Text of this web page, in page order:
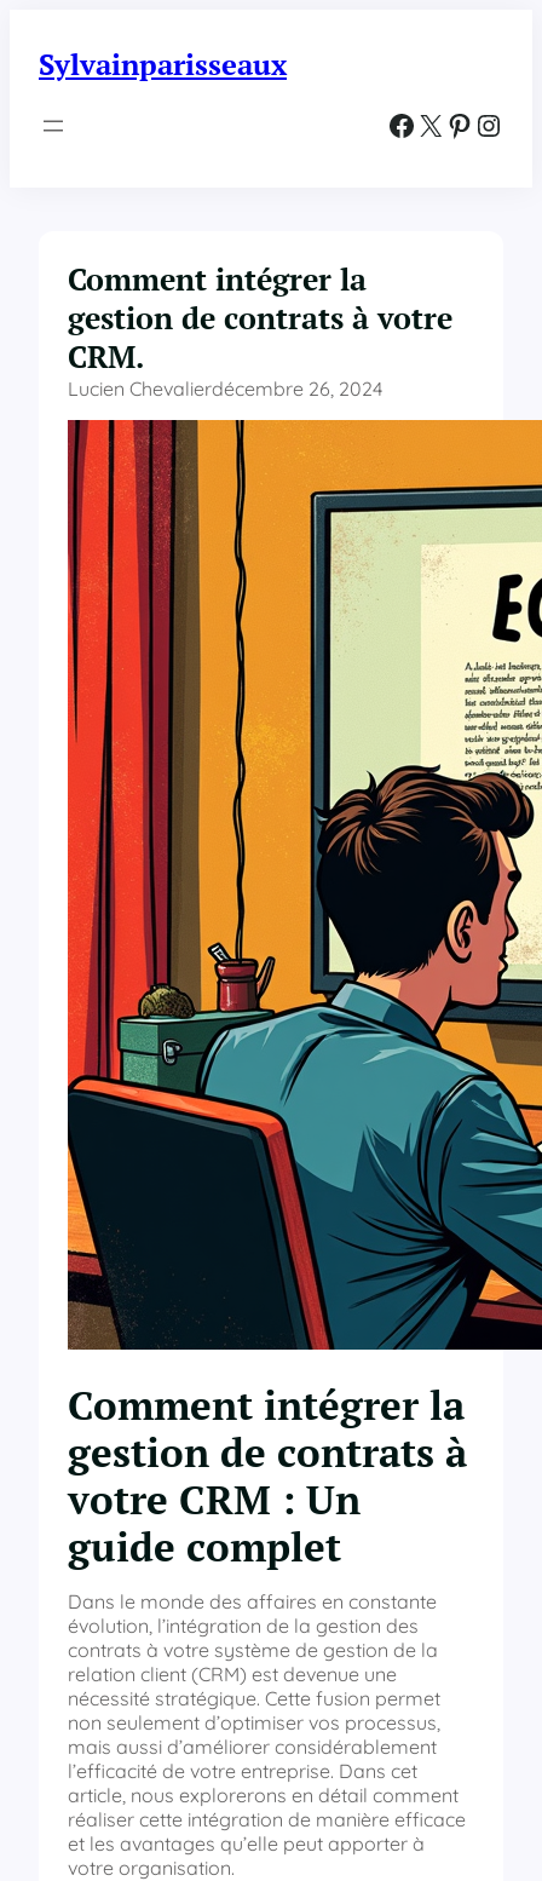
contenu
Sylvainparisseaux
Facebook X Pinterest Instagram
Comment intégrer la
gestion de contrats à votre
CRM.
Lucien Chevalierdécembre 26, 2024
Comment intégrer la
gestion de contrats à
votre CRM : Un
guide complet
Dans le monde des affaires en constante
évolution, l’intégration de la gestion des
contrats à votre système de gestion de la
relation client (CRM) est devenue une
nécessité stratégique. Cette fusion permet
non seulement d’optimiser vos processus,
mais aussi d’améliorer considérablement
l’efficacité de votre entreprise. Dans cet
article, nous explorerons en détail comment
réaliser cette intégration de manière efficace
et les avantages qu’elle peut apporter à
votre organisation.